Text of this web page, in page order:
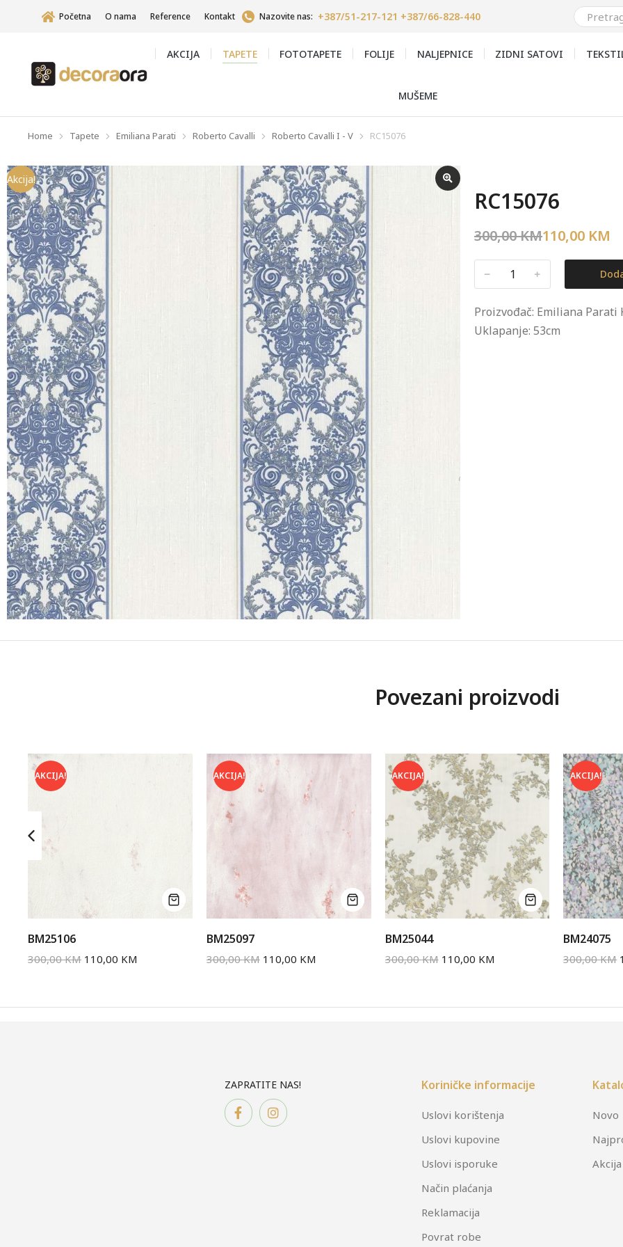
Početna O nama Reference Kontakt Nazovite nas: +387/51-217-121 +387/66-828-440
AKCIJA TAPETE FOTOTAPETE FOLIJE NALJEPNICE ZIDNI SATOVI
MUŠEME
You are here:
Home Tapete Emiliana Parati Roberto Cavalli Roberto Cavalli I - V RC15076
Akcija!
RC15076
300,00KM110,00 KM
﹣ ﹢
Proizvođač: Emiliana Parati
Uklapanje: 53cm
Povezani proizvodi
AKCIJA!
BM25106
300,00KM 110,00 KM
AKCIJA!
BM25097
300,00KM 110,00 KM
AKCIJA!
BM25044
300,00KM 110,00 KM
AKCIJA!
BM24075
300,00KM
ZAPRATITE NAS! Koriničke informacije
Uslovi korištenja
Uslovi kupovine
Uslovi isporuke
Način plaćanja
Reklamacija
Povrat robe
Novo
Akcija